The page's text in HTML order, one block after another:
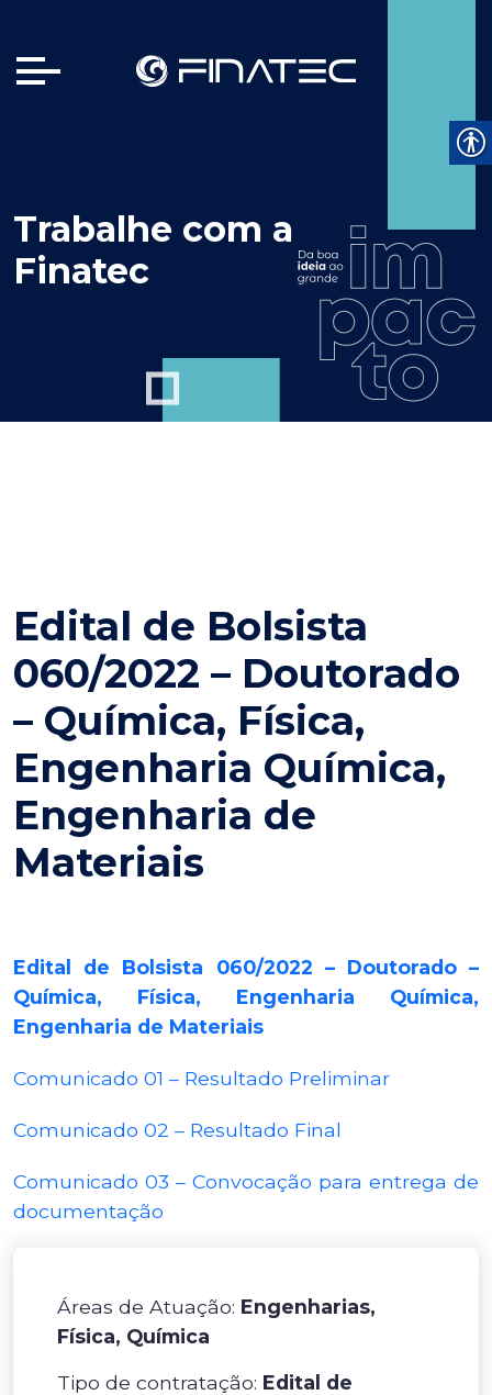
Trabalhe com a
Finatec
Edital de Bolsista
060/2022 – Doutorado
– Química, Física,
Engenharia Química,
Engenharia de
Materiais
Edital de Bolsista 060/2022 – Doutorado –
Química, Física, Engenharia Química,
Engenharia de Materiais
Comunicado 01 – Resultado Preliminar
Comunicado 02 – Resultado Final
Comunicado 03 – Convocação para entrega de
documentação
Áreas de Atuação: Engenharias,
Física, Química
Tipo de contratação: Edital de